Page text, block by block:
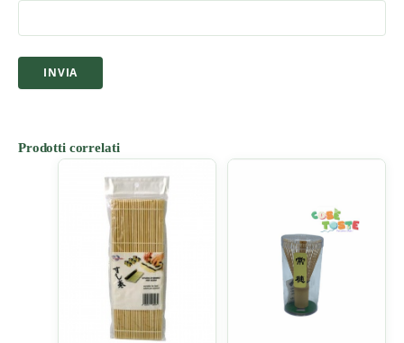
Prodotti correlati